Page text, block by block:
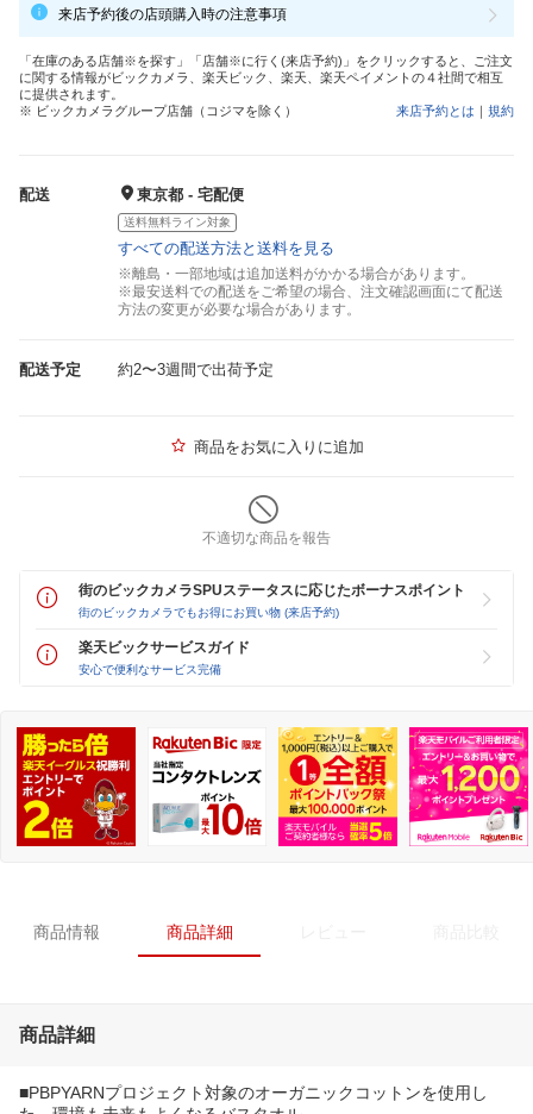
来店予約後の店頭購入時の注意事項
「在庫のある店舗※を探す」「店舗※に行く(来店予約)」をクリックすると、ご注文
に関する情報がビックカメラ、楽天ビック、楽天、楽天ペイメントの４社間で相互
に提供されます。
※ ビックカメラグループ店舗（コジマを除く）
来店予約とは ｜ 規約
配送 東京都 - 宅配便
送料無料ライン対象
すべての配送方法と送料を見る
※離島・一部地域は追加送料がかかる場合があります。
※最安送料での配送をご希望の場合、注文確認画面にて配送
方法の変更が必要な場合があります。
配送予定 約2〜3週間で出荷予定
商品をお気に入りに追加
不適切な商品を報告
街のビックカメラSPUステータスに応じたボーナスポイント
街のビックカメラでもお得にお買い物 (来店予約)
楽天ビックサービスガイド
安心で便利なサービス完備
商品情報 商品詳細
商品詳細
■PBPYARNプロジェクト対象のオーガニックコットンを使用し